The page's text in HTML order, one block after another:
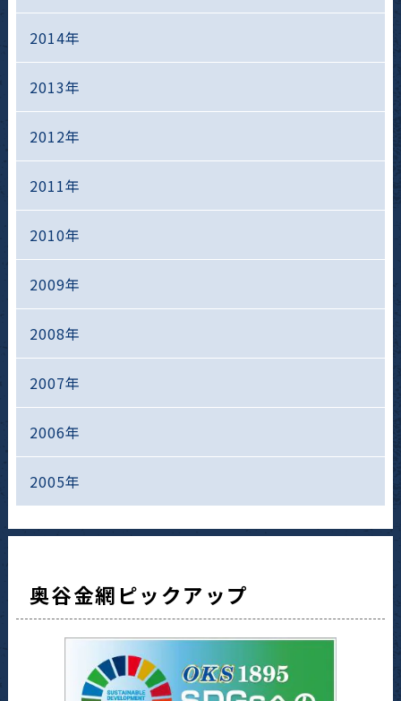
2014年
2013年
2012年
2011年
2010年
2009年
2008年
2007年
2006年
2005年
奥谷金網ピックアップ